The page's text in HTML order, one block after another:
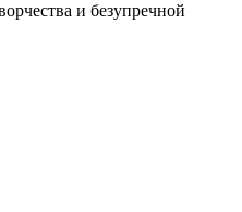
и безупречной